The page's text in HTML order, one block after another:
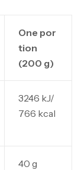
One por
tion
(200 g)
3246 kJ/
766 kcal
40 g